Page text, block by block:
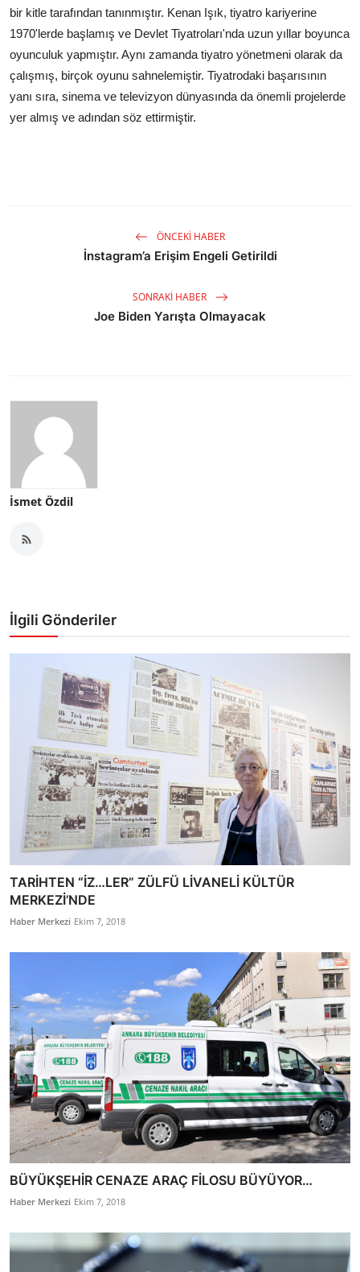
bir kitle tarafından tanınmıştır. Kenan Işık, tiyatro kariyerine
1970'lerde başlamış ve Devlet Tiyatroları'nda uzun yıllar boyunca
oyunculuk yapmıştır. Aynı zamanda tiyatro yönetmeni olarak da
çalışmış, birçok oyunu sahnelemiştir. Tiyatrodaki başarısının
yanı sıra, sinema ve televizyon dünyasında da önemli projelerde
yer almış ve adından söz ettirmiştir.
ÖNCEKI HABER
İnstagram’a Erişim Engeli Getirildi
SONRAKI HABER
Joe Biden Yarışta Olmayacak
İsmet Özdil
İlgili Gönderiler
TARİHTEN “İZ…LER” ZÜLFÜ LİVANELİ KÜLTÜR
MERKEZİ’NDE
Haber Merkezi Ekim 7, 2018
BÜYÜKŞEHİR CENAZE ARAÇ FİLOSU BÜYÜYOR…
Haber Merkezi Ekim 7, 2018